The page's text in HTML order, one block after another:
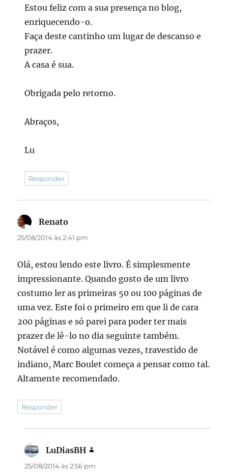
Estou feliz com a sua presença no blog,
enriquecendo-o.
Faça deste cantinho um lugar de descanso e
prazer.
A casa é sua.
Obrigada pelo retorno.
Abraços,
Lu
Responder
Renato
25/08/2014 às 2:41 pm
Olá, estou lendo este livro. É simplesmente
impressionante. Quando gosto de um livro
costumo ler as primeiras 50 ou 100 páginas de
uma vez. Este foi o primeiro em que li de cara
200 páginas e só parei para poder ter mais
prazer de lê-lo no dia seguinte também.
Notável é como algumas vezes, travestido de
indiano, Marc Boulet começa a pensar como tal.
Altamente recomendado.
Responder
LuDiasBH
25/08/2014 às 2:56 pm